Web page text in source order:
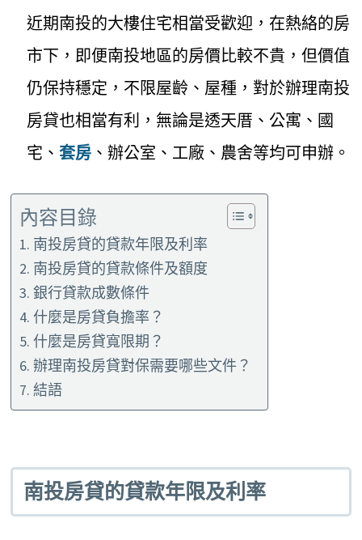
近期南投的大樓住宅相當受歡迎，在熱絡的房
市下，即便南投地區的房價比較不貴，但價值
仍保持穩定，不限屋齡、屋種，對於辦理南投
房貸也相當有利，無論是透天厝、公寓、國
宅、套房 、辦公室、工廠、農舍等均可申辦。
內容目錄
南投房貸的貸款年限及利率
南投房貸的貸款條件及額度
銀行貸款成數條件
什麼是房貸負擔率？
什麼是房貸寬限期？
辦理南投房貸對保需要哪些文件？
結語
南投房貸的貸款年限及利率